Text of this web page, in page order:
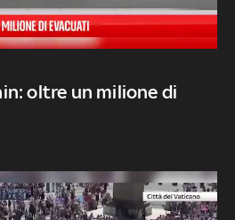
oltre un milione di